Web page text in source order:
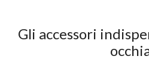
Gli accessori